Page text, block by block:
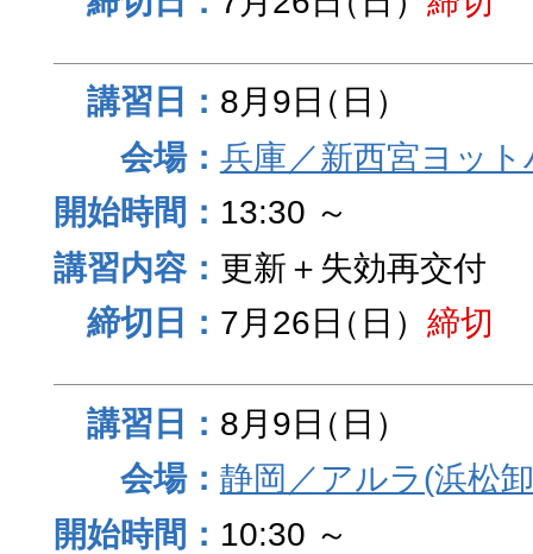
8月9日（日）
兵庫／新西宮ヨッ
13:30 ～
更新＋失効再交付
7月26日（日） 締切
8月9日（日）
静岡／アルラ(浜松
10:30 ～